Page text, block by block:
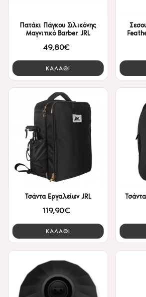
Πατάκι Πάγκου Σιλικόνης
Μαγνιτικό Barber JRL
49,80€
ΚΑΛΑΘΙ
Τσάντα Εργαλείων JRL
119,90€
ΚΑΛΑΘΙ